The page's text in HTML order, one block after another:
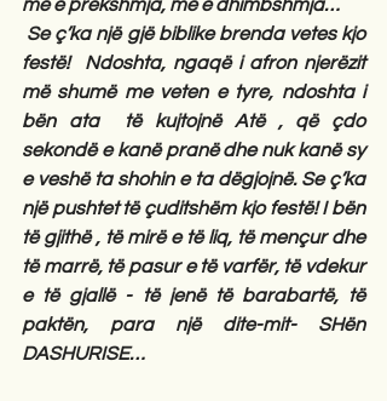
më e prekshmja, më e dhimbshmja…
Se ç’ka një gjë biblike brenda vetes kjo
festë!  Ndoshta, ngaqë i afron njerëzit
më shumë me veten e tyre, ndoshta i
bën ata  të kujtojnë Atë , që çdo
sekondë e kanë pranë dhe nuk kanë sy
e veshë ta shohin e ta dëgjojnë. Se ç’ka
një pushtet të çuditshëm kjo festë! I bën
të gjithë , të mirë e të liq, të mençur dhe
të marrë, të pasur e të varfër, të vdekur
e të gjallë - të jenë të barabartë, të
paktën, para një dite-mit- SHën
DASHURISE…